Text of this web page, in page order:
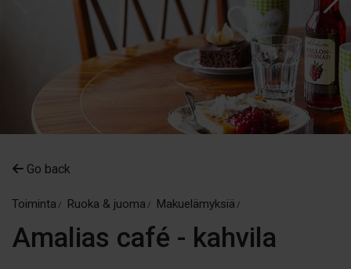
Go back
Toiminta Ruoka & juoma Makuelämyksiä
Amalias café - kahvila